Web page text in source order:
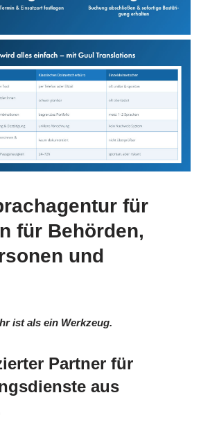
für
für Behörden,
und
ist als ein Werkzeug.
Partner für
aus